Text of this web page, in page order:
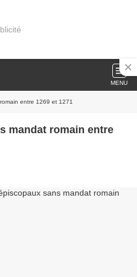
MENU
entre 1269 et 1271
mandat romain entre